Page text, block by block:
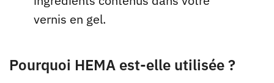
vernis en gel.
Pourquoi HEMA est-elle utilisée ?